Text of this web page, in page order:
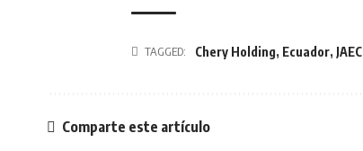
TAGGED: Chery Holding, Ecuador,
Comparte este artículo